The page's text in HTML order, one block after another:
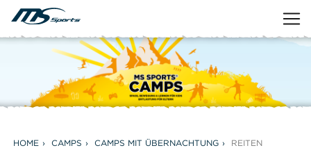
HOME CAMPS CAMPS MIT ÜBERNACHTUNG REITEN